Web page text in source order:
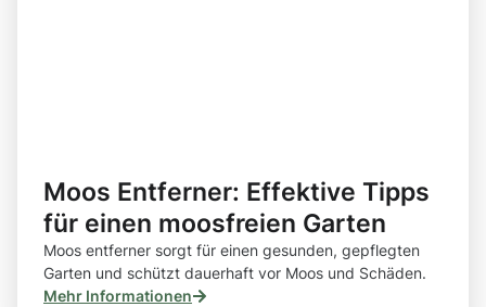
Moos Entferner: Effektive Tipps
für einen moosfreien Garten
Moos entferner sorgt für einen gesunden, gepflegten
Garten und schützt dauerhaft vor Moos und Schäden.
Mehr Informationen